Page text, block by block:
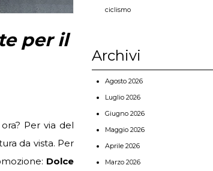
per il
Per via del
da vista. Per
Dolce
ciclismo
Archivi
Agosto 2026
Luglio 2026
Giugno 2026
Maggio 2026
Aprile 2026
Marzo 2026